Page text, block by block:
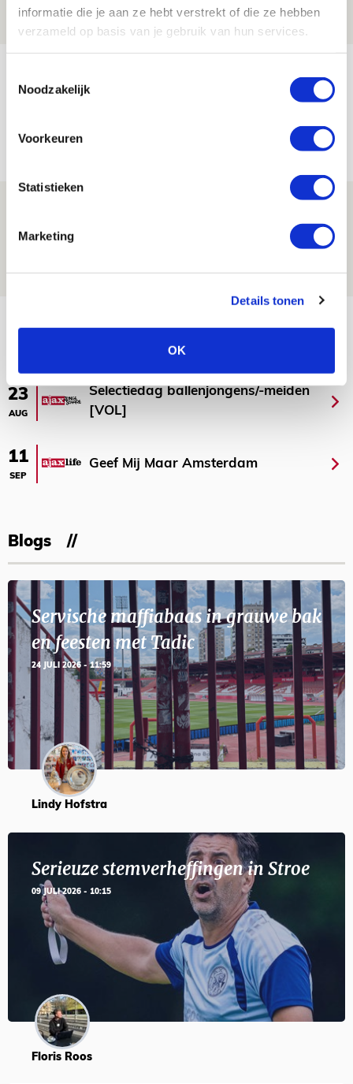
informatie die je aan ze hebt verstrekt of die ze hebben
verzameld op basis van je gebruik van hun services.
Noodzakelijk
Voorkeuren
Statistieken
Marketing
Details tonen
OK
spreekt over Godts, Baas en
07 AUGUSTUS 2026 - 14:13
Europees treffen met Shelbourne
FOTOVERSLAG
23
AUG
Selectiedag ballenjongens/-meiden
[VOL]
11
SEP
Geef Mij Maar Amsterdam
Blogs
Servische maffiabaas in grauwe bak
en feesten met Tadic
24 JULI 2026 - 11:59
Lindy Hofstra
Serieuze stemverheffingen in Stroe
09 JULI 2026 - 10:15
Floris Roos